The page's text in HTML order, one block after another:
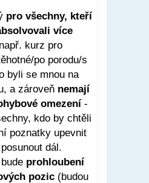
pro všechny, kteří
více
kurz pro
po porodu/s
byli se mnou na
a zároveň nemají
omezení -
kdo by chtěli
poznatky upevnit
dál.
prohloubení
pozic (budou